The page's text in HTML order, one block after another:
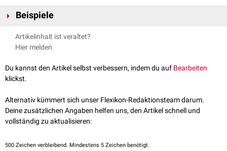
Beispiele
Zu den Erregungsleitungsstörungen gehören unter anderem:
AV-Block
Rechtsschenkelblock
Artikelinhalt ist veraltet?
Hier melden
Du kannst den Artikel selbst verbessern, indem du auf Bearbeiten
klickst.
Alternativ kümmert sich unser Flexikon-Redaktionsteam darum.
Deine zusätzlichen Angaben helfen uns, den Artikel schnell und
vollständig zu aktualisieren:
500 Zeichen verbleibend. Mindestens 5 Zeichen benötigt.